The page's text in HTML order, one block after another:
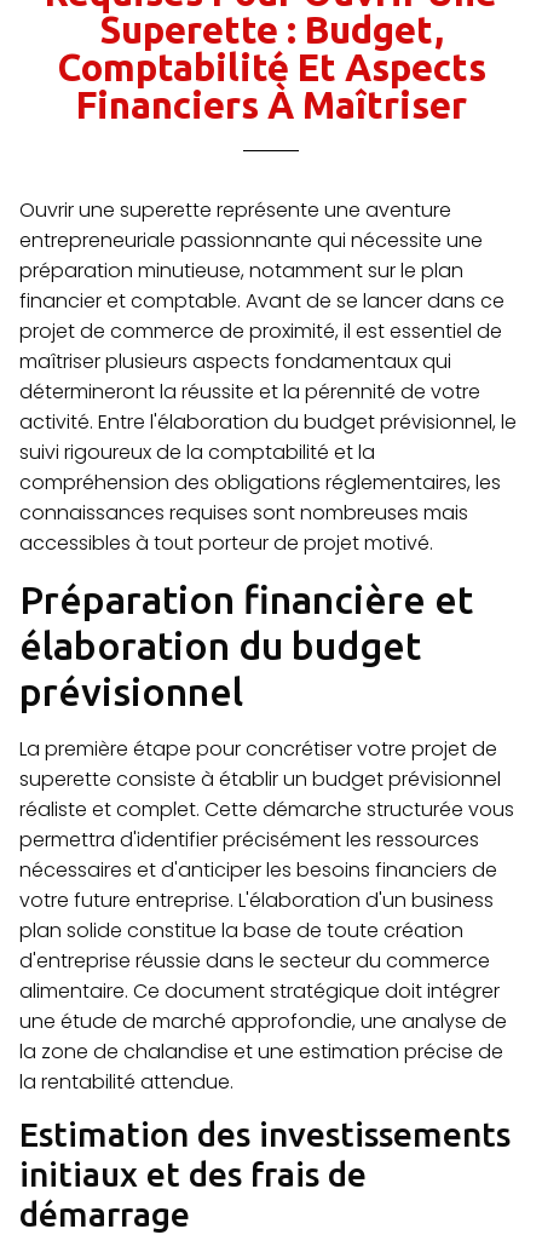
Superette : Budget,
Comptabilité Et Aspects
Financiers À Maîtriser
Ouvrir une superette représente une aventure
entrepreneuriale passionnante qui nécessite une
préparation minutieuse, notamment sur le plan
financier et comptable. Avant de se lancer dans ce
projet de commerce de proximité, il est essentiel de
maîtriser plusieurs aspects fondamentaux qui
détermineront la réussite et la pérennité de votre
activité. Entre l'élaboration du budget prévisionnel, le
suivi rigoureux de la comptabilité et la
compréhension des obligations réglementaires, les
connaissances requises sont nombreuses mais
accessibles à tout porteur de projet motivé.
Préparation financière et
élaboration du budget
prévisionnel
La première étape pour concrétiser votre projet de
superette consiste à établir un budget prévisionnel
réaliste et complet. Cette démarche structurée vous
permettra d'identifier précisément les ressources
nécessaires et d'anticiper les besoins financiers de
votre future entreprise. L'élaboration d'un business
plan solide constitue la base de toute création
d'entreprise réussie dans le secteur du commerce
alimentaire. Ce document stratégique doit intégrer
une étude de marché approfondie, une analyse de
la zone de chalandise et une estimation précise de
la rentabilité attendue.
Estimation des investissements
initiaux et des frais de
démarrage